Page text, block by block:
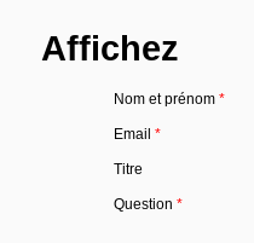
Affichez
Nom et prénom *
Email *
Titre
Question *